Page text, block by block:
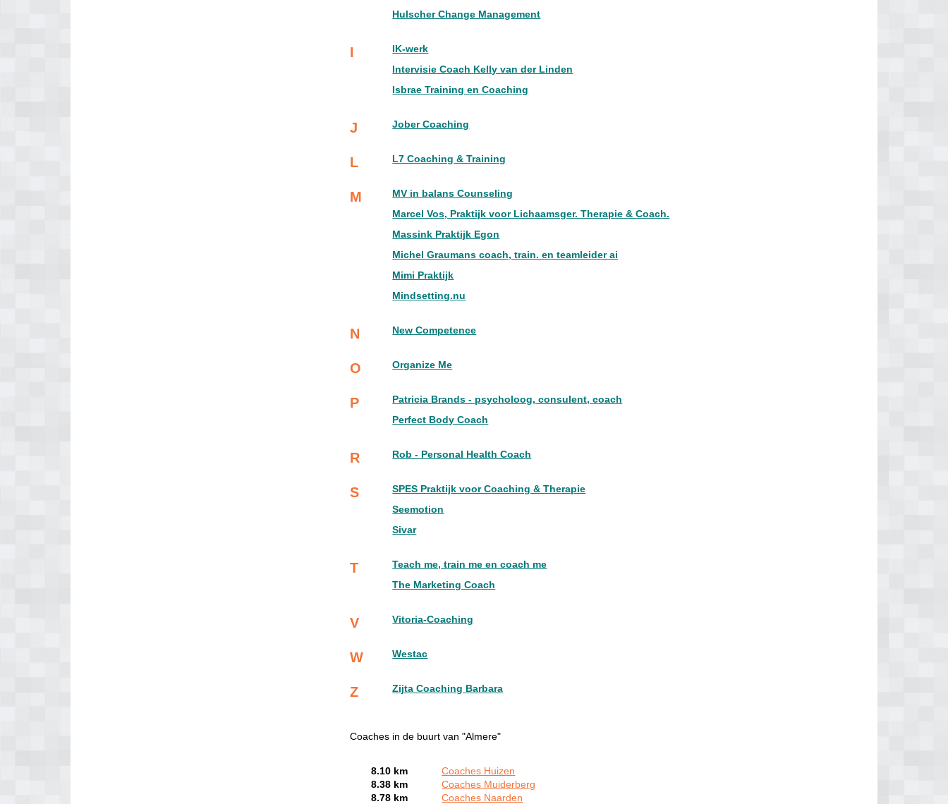
Hulscher Change Management
I
IK-werk
Intervisie Coach Kelly van der Linden
Isbrae Training en Coaching
J Jober Coaching
L L7 Coaching & Training
M
MV in balans Counseling
Marcel Vos, Praktijk voor Lichaamsger. Therapie & Coach.
Massink Praktijk Egon
Michel Graumans coach, train. en teamleider ai
Mimi Praktijk
Mindsetting.nu
N New Competence
O Organize Me
P
Patricia Brands - psycholoog, consulent, coach
Perfect Body Coach
R Rob - Personal Health Coach
S
SPES Praktijk voor Coaching & Therapie
Seemotion
Sivar
T
Teach me, train me en coach me
The Marketing Coach
V Vitoria-Coaching
W Westac
Z Zijta Coaching Barbara
Coaches in de buurt van "Almere"
8.10 km
Coaches Huizen
8.38 km
Coaches Muiderberg
8.78 km
Coaches Naarden